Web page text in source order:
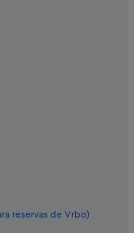
reservas de Vrbo)